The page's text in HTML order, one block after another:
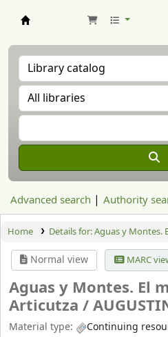
Advanced search Authority
Home Details for:Aguas y Montes.
Normal view MARC
Aguas y Montes. El
Articutza /
Material type:
Continuing